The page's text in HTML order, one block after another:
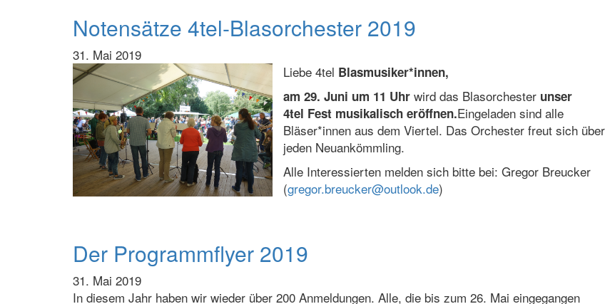
Notensätze 4tel-Blasorchester 2019
31. Mai 2019
Liebe 4tel Blasmusiker*innen,
am 29. Juni um 11 Uhr wird das Blasorchester unser
4tel Fest musikalisch eröffnen.Eingeladen sind alle
Bläser*innen aus dem Viertel. Das Orchester freut sich über
jeden Neuankömmling.
Alle Interessierten melden sich bitte bei: Gregor Breucker
(gregor.breucker@outlook.de)
Der Programmflyer 2019
31. Mai 2019
In diesem Jahr haben wir wieder über 200 Anmeldungen. Alle, die bis zum 26. Mai eingegangen